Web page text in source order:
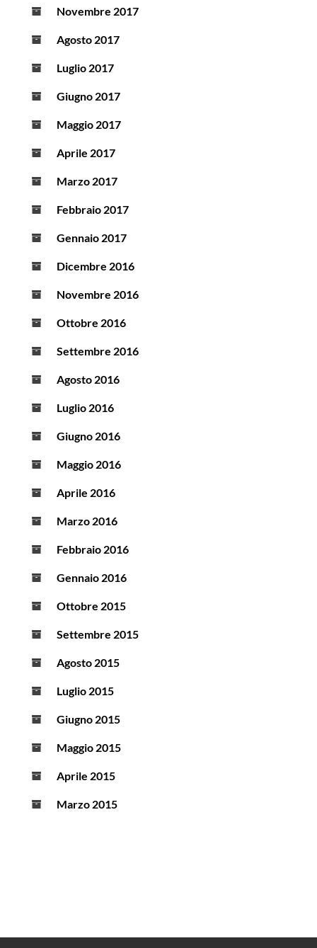
Novembre 2017
Agosto 2017
Luglio 2017
Giugno 2017
Maggio 2017
Aprile 2017
Marzo 2017
Febbraio 2017
Gennaio 2017
Dicembre 2016
Novembre 2016
Ottobre 2016
Settembre 2016
Agosto 2016
Luglio 2016
Giugno 2016
Maggio 2016
Aprile 2016
Marzo 2016
Febbraio 2016
Gennaio 2016
Ottobre 2015
Settembre 2015
Agosto 2015
Luglio 2015
Giugno 2015
Maggio 2015
Aprile 2015
Marzo 2015